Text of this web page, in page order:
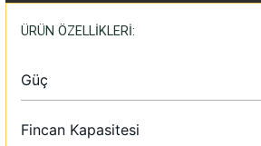
ÜRÜN ÖZELLİKLERİ:
Güç
Fincan Kapasitesi